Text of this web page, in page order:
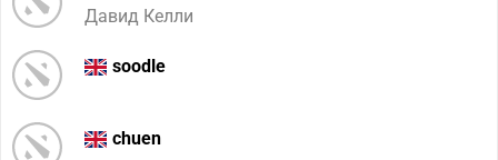
Давид Келли
soodle
chuen